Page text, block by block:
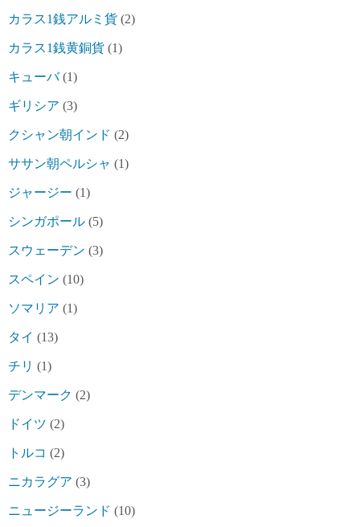
カラス1銭アルミ貨 (2)
カラス1銭黄銅貨 (1)
キューバ(1)
ギリシア (3)
クシャン朝インド (2)
ササン朝ペルシャ (1)
ジャージー (1)
シンガポール (5)
スウェーデン (3)
スペイン (10)
ソマリア (1)
タイ (13)
チリ (1)
デンマーク (2)
ドイツ (2)
トルコ (2)
ニカラグア (3)
ニュージーランド (10)